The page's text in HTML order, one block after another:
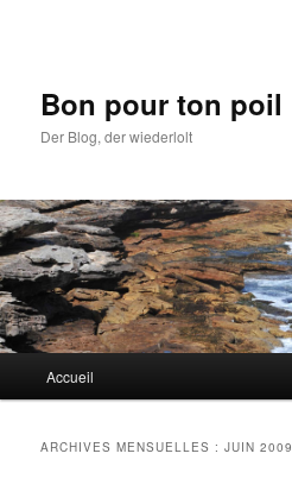
Bon pour ton poil
Der Blog, der wiederlolt
principal
Accueil
ARCHIVES MENSUELLES :JUIN 2009